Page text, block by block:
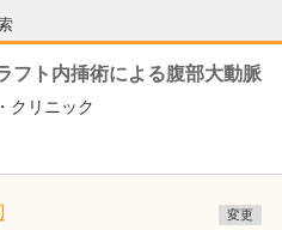
フト内挿術による腹部大動脈
クリニック
変更